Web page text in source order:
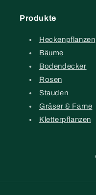
Produkte
Heckenpflanzen
Bäume
Bodendecker
Rosen
Stauden
Gräser & Farne
Kletterpflanzen